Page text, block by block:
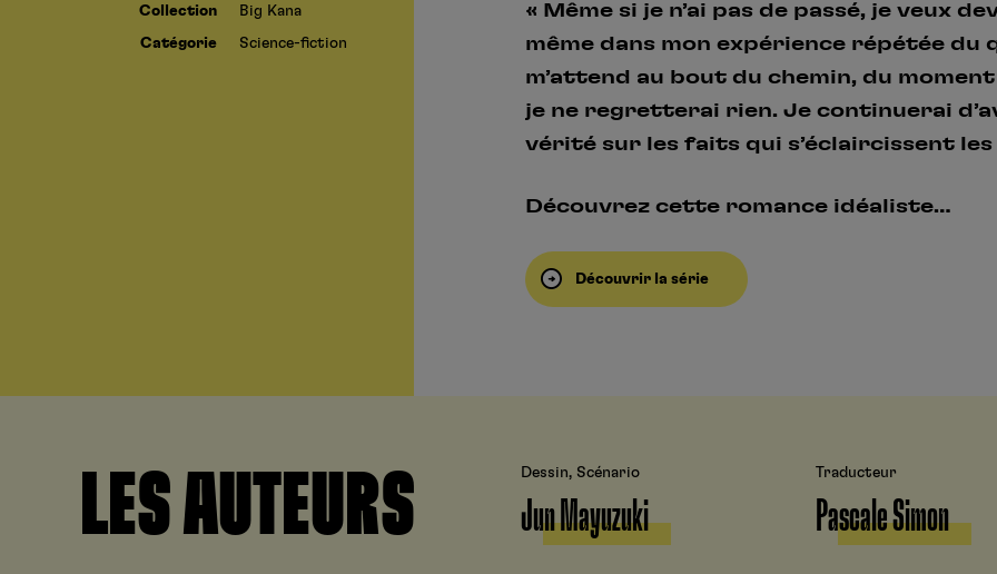
Collection Big Kana
Catégorie Science-fiction
« Même si je n’ai pas de passé, je veux
même dans mon expérience répétée du
m’attend au bout du chemin, du
je ne regretterai rien. Je continuerai
vérité sur les faits qui s’éclaircissent les
Découvrez cette romance idéaliste…
Découvrir la série
LES AUTEURS Dessin, Scénario
Jun Mayuzuki
Traducteur
Pascale Simon